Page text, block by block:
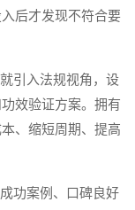
后才发现不符合要
引入法规视角，设
效验证方案。拥有
、缩短周期、提高
功案例、口碑良好